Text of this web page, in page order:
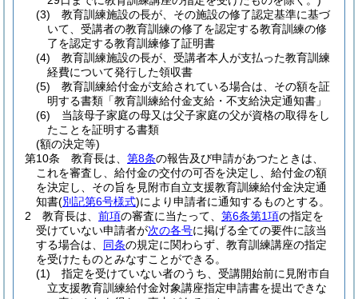
(3)
教育訓練施設の長が、その施設の修了認定基準に基づ
いて、受講者の教育訓練の修了を認定する教育訓練の修
了を認定する教育訓練修了証明書
(4)
教育訓練施設の長が、受講者本人が支払った教育訓練
経費について発行した領収書
(5)
教育訓練給付金が支給されている場合は、その額を証
明する書類「教育訓練給付金支給・不支給決定通知書」
(6)
当該母子家庭の母又は父子家庭の父が資格の取得をし
たことを証明する書類
(額の決定等)
第10条
教育長は、 第8条の報告及び申請があつたときは、
これを審査し、給付金の交付の可否を決定し、給付金の額
を決定し、その旨を見附市自立支援教育訓練給付金決定通
知書(別記第6号様式)により申請者に通知するものとする。
2
教育長は、 前項の審査に当たって、 第6条第1項の指定を
受けていない申請者が次の各号に掲げる全ての要件に該当
する場合は、 同条の規定に関わらず、教育訓練講座の指定
を受けたものとみなすことができる。
(1)
指定を受けていない者のうち、受講開始前に見附市自
立支援教育訓練給付金対象講座指定申請書を提出できな